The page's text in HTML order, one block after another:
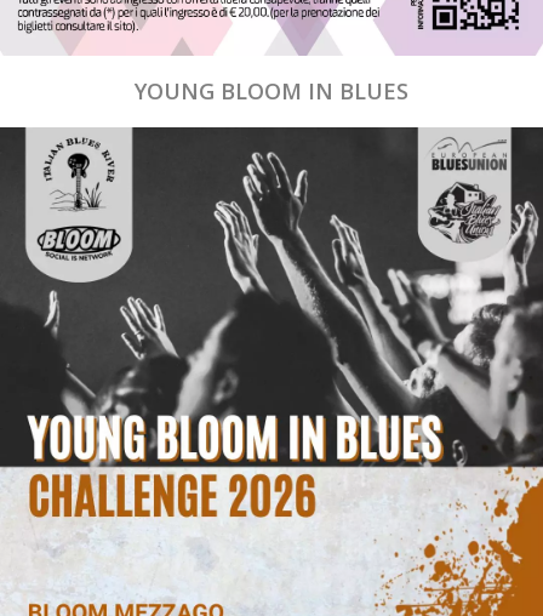
YOUNG BLOOM IN BLUES